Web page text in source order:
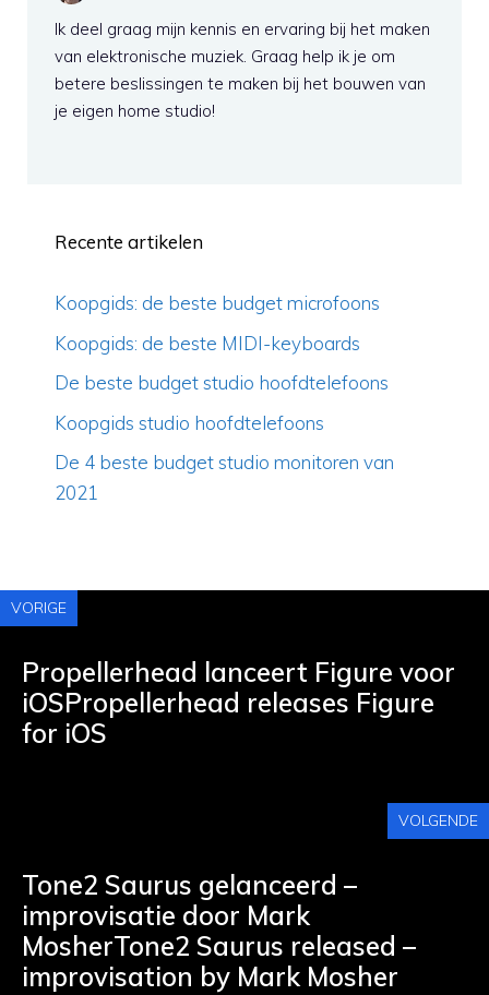
Ik deel graag mijn kennis en ervaring bij het maken
van elektronische muziek. Graag help ik je om
betere beslissingen te maken bij het bouwen van
je eigen home studio!
Recente artikelen
Koopgids: de beste budget microfoons
Koopgids: de beste MIDI-keyboards
De beste budget studio hoofdtelefoons
Koopgids studio hoofdtelefoons
De 4 beste budget studio monitoren van
2021
VORIGE
Propellerhead lanceert Figure voor
iOSPropellerhead releases Figure
for iOS
VOLGENDE
Tone2 Saurus gelanceerd –
improvisatie door Mark
MosherTone2 Saurus released –
improvisation by Mark Mosher